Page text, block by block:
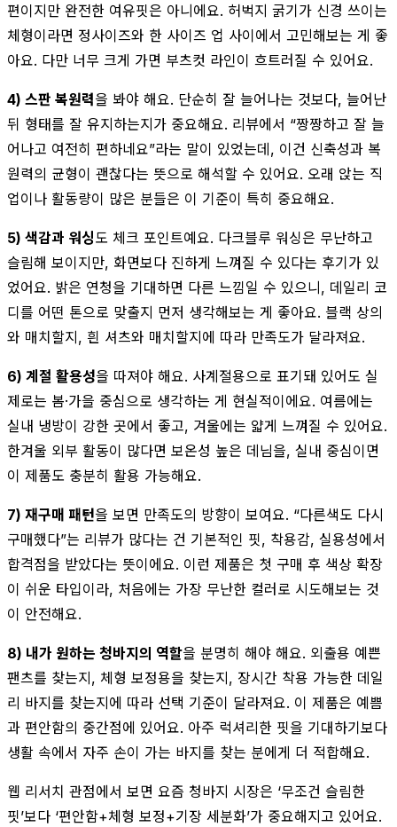
편이지만 완전한 여유핏은 아니에요. 허벅지 굵기가 신경 쓰이는
체형이라면 정사이즈와 한 사이즈 업 사이에서 고민해보는 게 좋
아요. 다만 너무 크게 가면 부츠컷 라인이 흐트러질 수 있어요.
4) 스판 복원력을 봐야 해요. 단순히 잘 늘어나는 것보다, 늘어난
뒤 형태를 잘 유지하는지가 중요해요. 리뷰에서 “짱짱하고 잘 늘
어나고 여전히 편하네요”라는 말이 있었는데, 이건 신축성과 복
원력의 균형이 괜찮다는 뜻으로 해석할 수 있어요. 오래 앉는 직
업이나 활동량이 많은 분들은 이 기준이 특히 중요해요.
5) 색감과 워싱도 체크 포인트예요. 다크블루 워싱은 무난하고
슬림해 보이지만, 화면보다 진하게 느껴질 수 있다는 후기가 있
었어요. 밝은 연청을 기대하면 다른 느낌일 수 있으니, 데일리 코
디를 어떤 톤으로 맞출지 먼저 생각해보는 게 좋아요. 블랙 상의
와 매치할지, 흰 셔츠와 매치할지에 따라 만족도가 달라져요.
6) 계절 활용성을 따져야 해요. 사계절용으로 표기돼 있어도 실
제로는 봄·가을 중심으로 생각하는 게 현실적이에요. 여름에는
실내 냉방이 강한 곳에서 좋고, 겨울에는 얇게 느껴질 수 있어요.
한겨울 외부 활동이 많다면 보온성 높은 데님을, 실내 중심이면
이 제품도 충분히 활용 가능해요.
7) 재구매 패턴을 보면 만족도의 방향이 보여요. “다른색도 다시
구매했다”는 리뷰가 많다는 건 기본적인 핏, 착용감, 실용성에서
합격점을 받았다는 뜻이에요. 이런 제품은 첫 구매 후 색상 확장
이 쉬운 타입이라, 처음에는 가장 무난한 컬러로 시도해보는 것
이 안전해요.
8) 내가 원하는 청바지의 역할을 분명히 해야 해요. 외출용 예쁜
팬츠를 찾는지, 체형 보정용을 찾는지, 장시간 착용 가능한 데일
리 바지를 찾는지에 따라 선택 기준이 달라져요. 이 제품은 예쁨
과 편안함의 중간점에 있어요. 아주 럭셔리한 핏을 기대하기보다
생활 속에서 자주 손이 가는 바지를 찾는 분에게 더 적합해요.
웹 리서치 관점에서 보면 요즘 청바지 시장은 ‘무조건 슬림한
핏’보다 ‘편안함+체형 보정+기장 세분화’가 중요해지고 있어요.